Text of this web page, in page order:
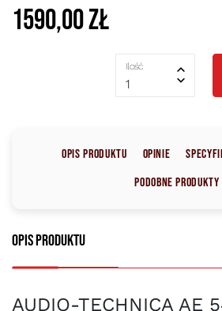
1590,00 zł
Ilość
1
Opis produktu Opinie
Podobne produkty
Opis produktu
AUDIO-TECHNICA AE